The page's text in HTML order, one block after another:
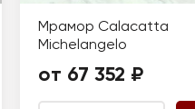
Мрамор Calacatta
Michelangelo
от 67 352 ₽